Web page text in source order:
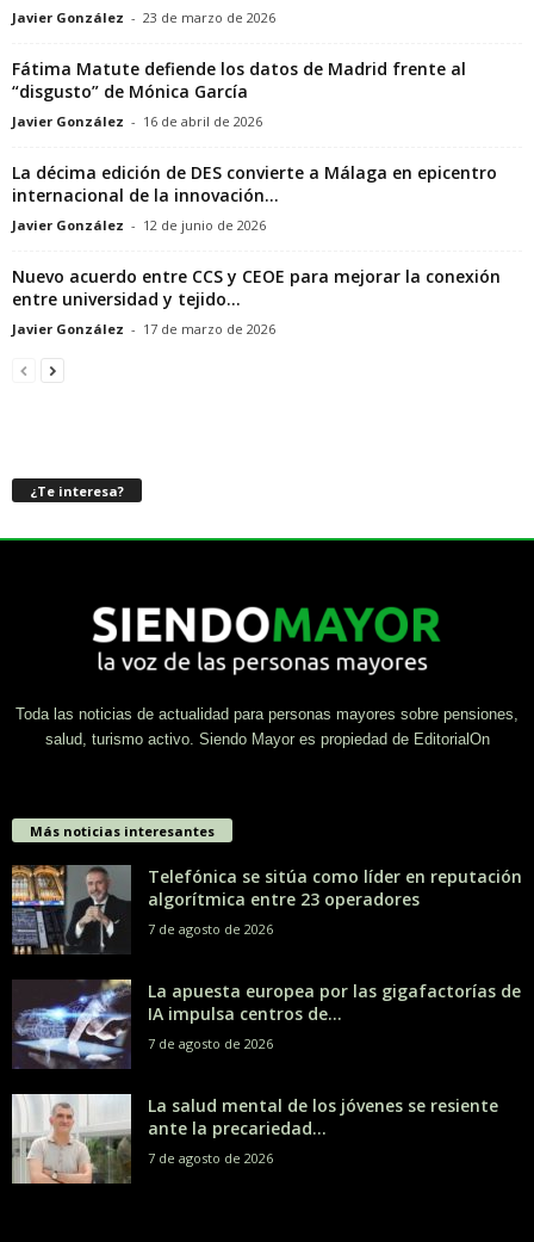
Javier González - 23 de marzo de 2026
Fátima Matute defiende los datos de Madrid frente al
“disgusto” de Mónica García
Javier González - 16 de abril de 2026
La décima edición de DES convierte a Málaga en epicentro
internacional de la innovación...
Javier González - 12 de junio de 2026
Nuevo acuerdo entre CCS y CEOE para mejorar la conexión
entre universidad y tejido...
Javier González - 17 de marzo de 2026
¿Te interesa?
Toda las noticias de actualidad para personas mayores sobre pensiones,
salud, turismo activo. Siendo Mayor es propiedad de EditorialOn
Más noticias interesantes
Telefónica se sitúa como líder en reputación
algorítmica entre 23 operadores
7 de agosto de 2026
La apuesta europea por las gigafactorías de
IA impulsa centros de...
7 de agosto de 2026
La salud mental de los jóvenes se resiente
ante la precariedad...
7 de agosto de 2026